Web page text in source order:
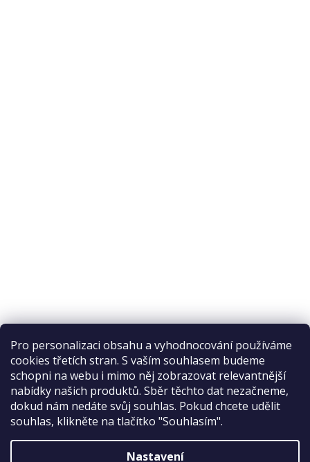
Pro personalizaci obsahu a vyhodnocování používáme
cookies třetích stran. S vaším souhlasem budeme
schopni na webu i mimo něj zobrazovat relevantnější
nabídky našich produktů. Sběr těchto dat nezačneme,
dokud nám nedáte svůj souhlas. Pokud chcete udělit
souhlas, klikněte na tlačítko "Souhlasím".
Nastavení
Recenze na Habeo.cz
Vytvořil Shoptet